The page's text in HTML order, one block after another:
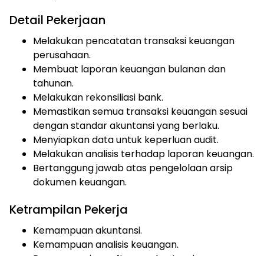
Detail Pekerjaan
Melakukan pencatatan transaksi keuangan
perusahaan.
Membuat laporan keuangan bulanan dan
tahunan.
Melakukan rekonsiliasi bank.
Memastikan semua transaksi keuangan sesuai
dengan standar akuntansi yang berlaku.
Menyiapkan data untuk keperluan audit.
Melakukan analisis terhadap laporan keuangan.
Bertanggung jawab atas pengelolaan arsip
dokumen keuangan.
Ketrampilan Pekerja
Kemampuan akuntansi.
Kemampuan analisis keuangan.